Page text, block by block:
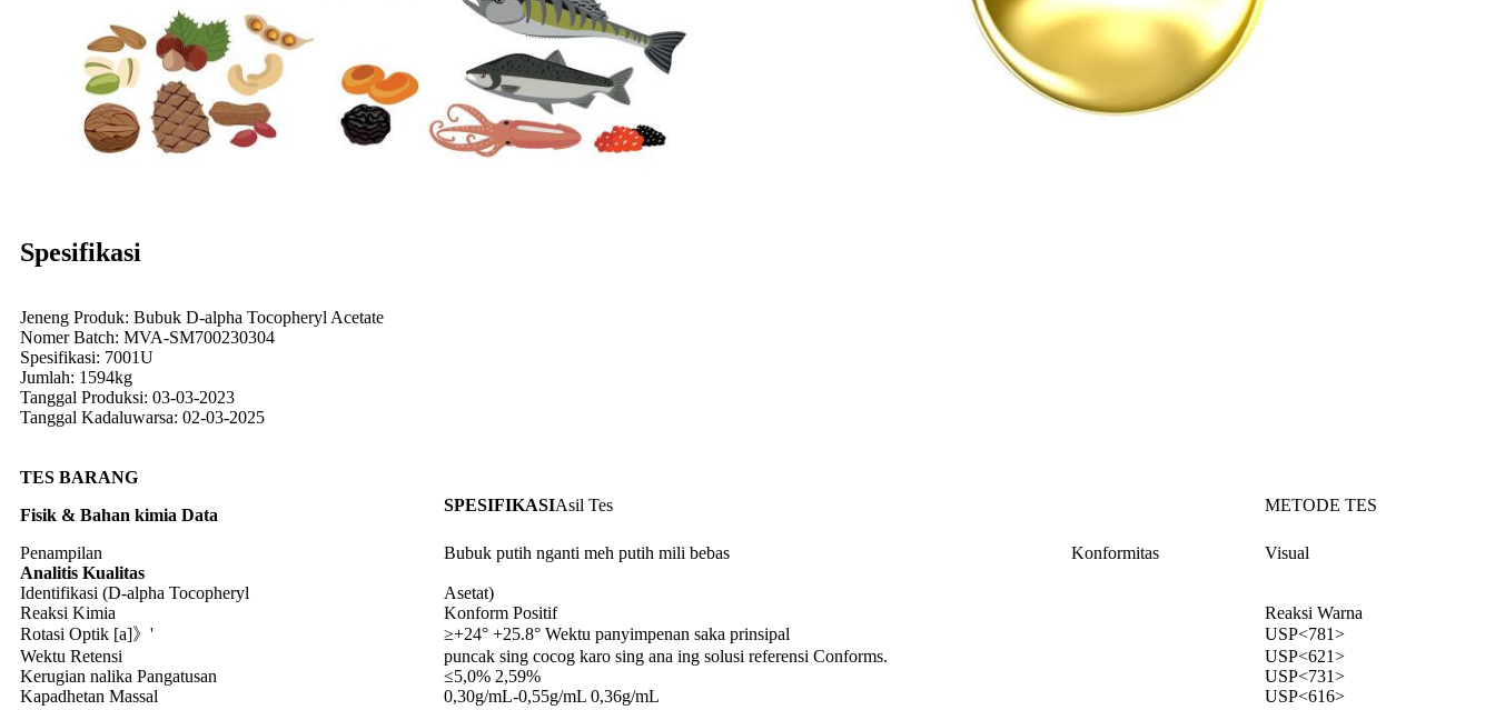
Spesifikasi
Jeneng Produk: Bubuk D-alpha Tocopheryl Acetate
Nomer Batch: MVA-SM700230304
Spesifikasi: 7001U
Jumlah: 1594kg
Tanggal Produksi: 03-03-2023
Tanggal Kadaluwarsa: 02-03-2025
TES BARANG
Fisik & Bahan kimia Data
SPESIFIKASIAsil Tes METODE TES
Penampilan Bubuk putih nganti meh putih mili bebas Konformitas
Visual
Analitis Kualitas
Identifikasi (D-alpha Tocopheryl
Asetat)
Reaksi Kimia
Konform Positif
Reaksi Warna
Rotasi Optik [a]》'
≥+24° +25.8° Wektu panyimpenan saka prinsipal
USP<781>
Wektu Retensi
puncak sing cocog karo sing ana ing solusi referensi Conforms.
USP<621>
Kerugian nalika Pangatusan
≤5,0% 2,59%
USP<731>
Kapadhetan Massal
0,30g/mL-0,55g/mL 0,36g/mL
USP<616>